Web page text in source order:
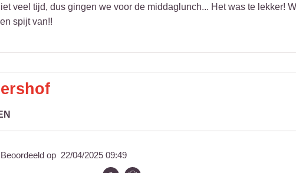
veel tijd, dus gingen we voor de middaglunch... Het was te lekker!
spijt van!!
Beoordeeld op 22/04/2025 09:49